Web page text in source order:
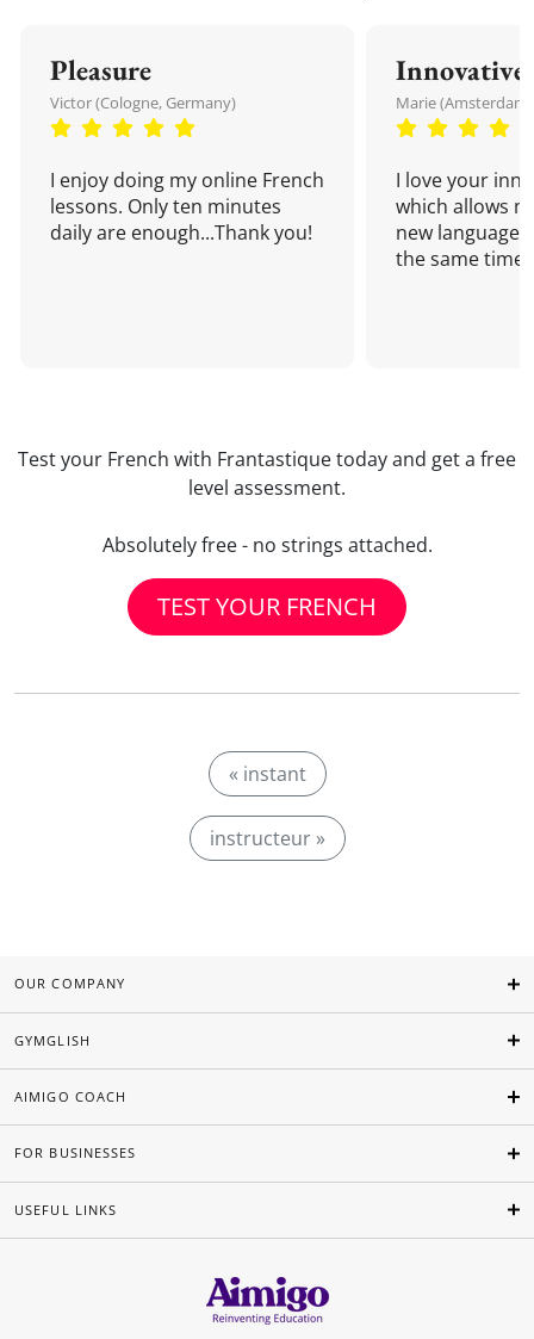
Pleasure
Victor (Cologne, Germany)
I enjoy doing my online French
lessons. Only ten minutes
daily are enough...Thank you!
Innovative
Marie
I love your
which allows
new language
the same time!
Test your French with Frantastique today and get a free
level assessment.
Absolutely free - no strings attached.
TEST YOUR FRENCH
« instant
instructeur »
OUR COMPANY
GYMGLISH
AIMIGO COACH
FOR BUSINESSES
USEFUL LINKS